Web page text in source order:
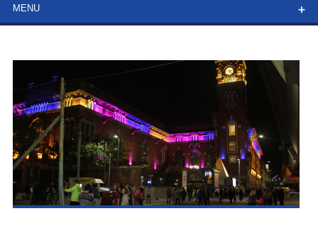
MENU
EDICIONES ANTERIORES
PRENSA
CONTACTOS